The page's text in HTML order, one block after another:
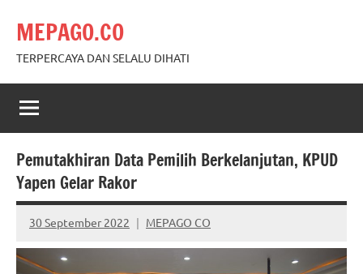
content
MEPAGO.CO
TERPERCAYA DAN SELALU DIHATI
Pemutakhiran Data Pemilih Berkelanjutan, KPUD
Yapen Gelar Rakor
30 September 2022 MEPAGO CO
No
comments